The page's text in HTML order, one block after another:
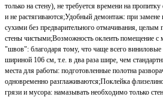
только на стену), не требуется времени на
и не растягиваются;Удобный демонтаж: при
сухими без предварительного отмачивания, целым
стены чистыми;Возможность оклеить помещение
"швов": благодаря тому, что чаще всего
шириной 106 см, т.е. в два раза шире, чем
места для работы: подготовленные полотна
одновременно разглаживаются;Поклейка
грязи и мусора: намазывать необходимо только